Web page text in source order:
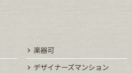
楽器可
デザイナーズマンション